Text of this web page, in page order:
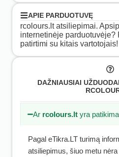
APIE PARDUOTUVĘ
rcolours.lt atsiliepimai.
internetinėje parduotuvėje?
patirtimi su kitais vartotojais!
DAŽNIAUSIAI
Ar rcolours.lt yra
Pagal eTikra.LT turimą
atsiliepimus, šiuo metu